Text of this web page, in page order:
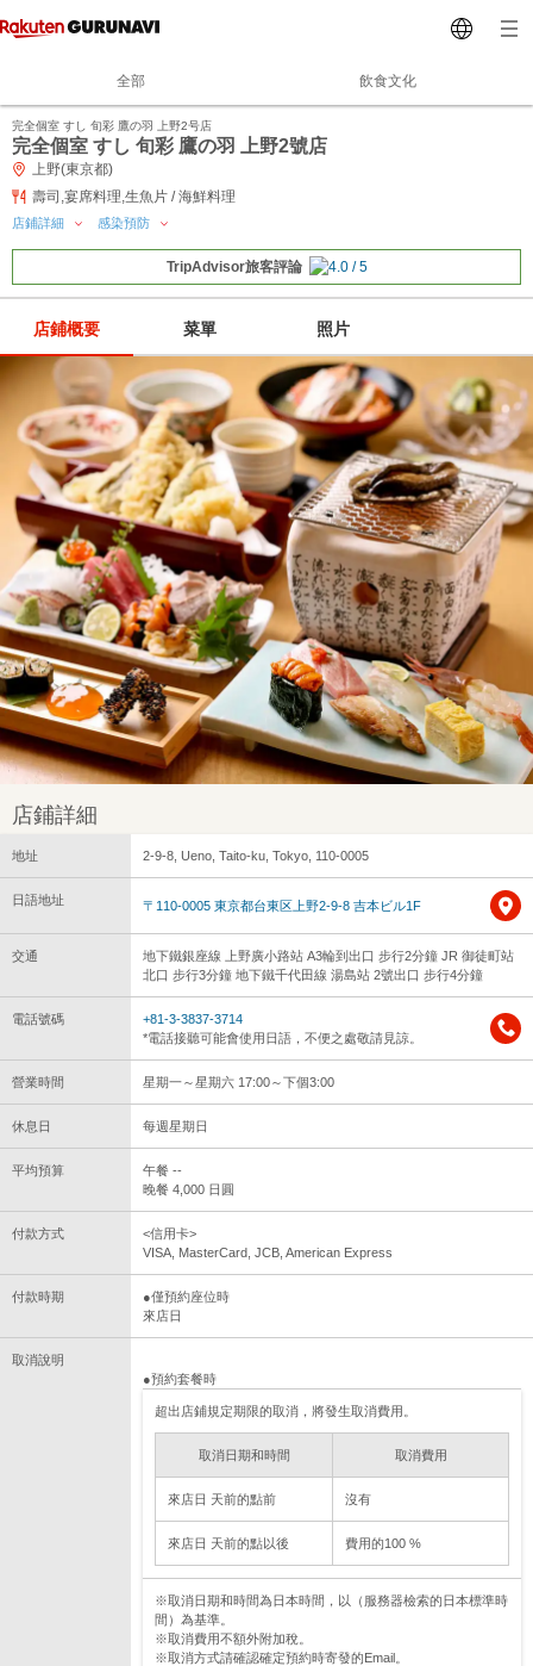
全部 飲食文化
完全個室 すし 旬彩 鷹の羽 上野2号店
完全個室 すし 旬彩 鷹の羽 上野2號店
上野(東京都)
壽司,宴席料理,生魚片 / 海鮮料理
店鋪詳細 感染預防
TripAdvisor旅客評論
店鋪概要 菜單 照片
店鋪詳細
地址 2-9-8, Ueno, Taito-ku, Tokyo, 110-0005
日語地址 〒110-0005 東京都台東区上野2-9-8 吉本ビル1F
交通
地下鐵銀座線 上野廣小路站 A3輪到出口 步行2分鐘 JR 御徒町站
北口 步行3分鐘 地下鐵千代田線 湯島站 2號出口 步行4分鐘
電話號碼
+81-3-3837-3714
*電話接聽可能會使用日語，不便之處敬請見諒。
營業時間 星期一～星期六 17:00～下個3:00
休息日 每週星期日
平均預算
午餐 --
晚餐 4,000 日圓
付款方式
<信用卡>
VISA, MasterCard, JCB, American Express
付款時期
●僅預約座位時
來店日
取消說明
●預約套餐時
超出店鋪規定期限的取消，將發生取消費用。
取消日期和時間 取消費用
來店日 天前的點前 沒有
來店日 天前的點以後 費用的100 %
※取消日期和時間為日本時間，以（服務器檢索的日本標準時
間）為基準。
※取消費用不額外附加稅。
※取消方式請確認確定預約時寄發的Email。